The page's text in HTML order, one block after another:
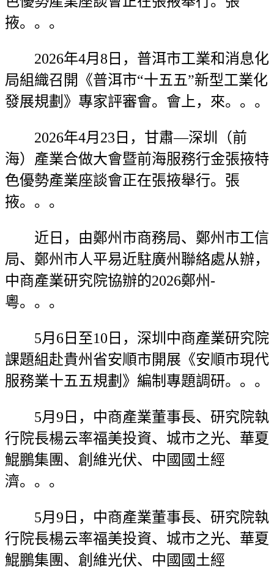
掖。。。
2026年4月8日，普洱市工業和消息化
局組織召開《普洱市“十五五”新型工業化
發展規劃》專家評審會。會上，來。。。
2026年4月23日，甘肅—深圳（前
海）產業合做大會暨前海服務行金張掖特
色優勢產業座談會正在張掖舉行。張
掖。。。
近日，由鄭州市商務局、鄭州市工信
局、鄭州市人平易近駐廣州聯絡處从辦，
中商產業研究院協辦的2026鄭州-
粵。。。
5月6日至10日，深圳中商產業研究院
課題組赴貴州省安順市開展《安順市現代
服務業十五五規劃》編制專題調研。。。
5月9日，中商產業董事長、研究院執
行院長楊云率福美投資、城市之光、華夏
鯤鵬集團、創維光伏、中國國土經
濟。。。
5月9日，中商產業董事長、研究院執
行院長楊云率福美投資、城市之光、華夏
鯤鵬集團、創維光伏、中國國土經